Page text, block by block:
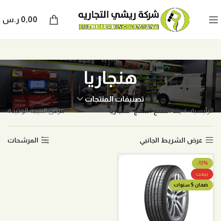
0,00 ر.س
هنجاريا
تصنيفات المنتجات
الرئيسية بلد الصنع المنتج هنجاريا عرض النتيجة الوحيدة
عرض الشريط الجانبي المرشحات
-13%
بيعت
ضمان 5 سنوات